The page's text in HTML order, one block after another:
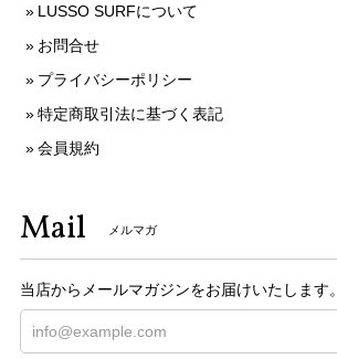
LUSSO SURFについて
お問合せ
プライバシーポリシー
特定商取引法に基づく表記
会員規約
Mail メルマガ
当店からメールマガジンをお届けいたします。